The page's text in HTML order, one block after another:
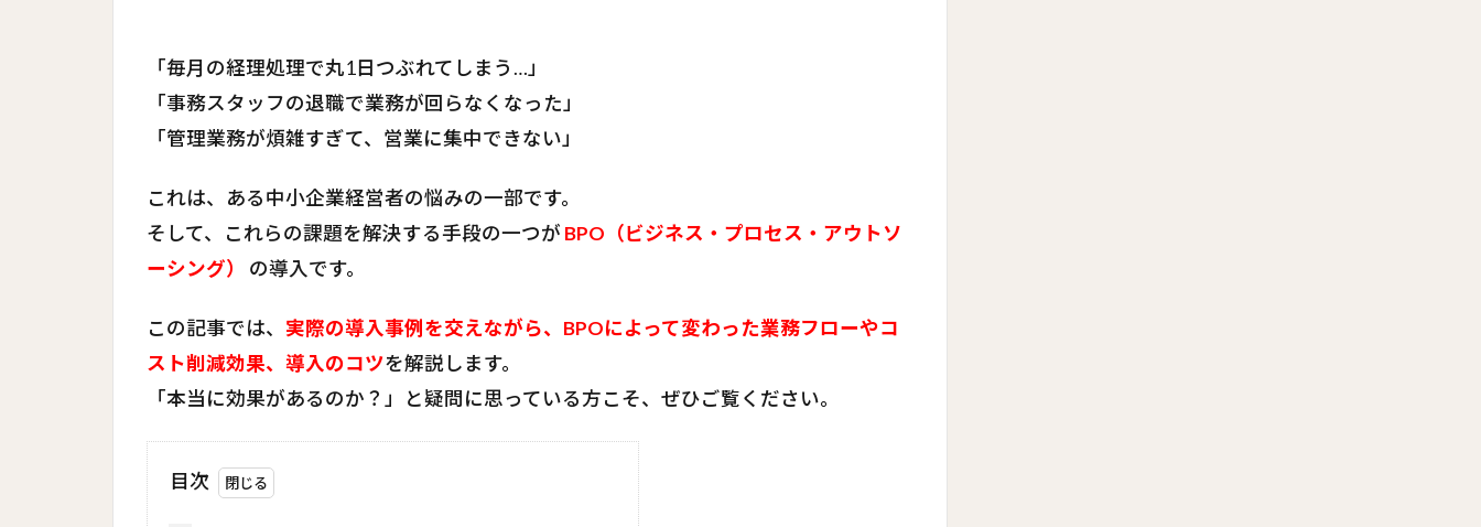
「毎月の経理処理で丸1日つぶれてしまう…」
「事務スタッフの退職で業務が回らなくなった」
「管理業務が煩雑すぎて、営業に集中できない」
これは、ある中小企業経営者の悩みの一部です。
そして、これらの課題を解決する手段の一つが BPO（ビジネス・プロセス・アウトソ
ーシング）
の導入です。
この記事では、 実際の導入事例を交えながら、BPOによって変わった業務フローやコ
スト削減効果、導入のコツを解説します。
「本当に効果があるのか？」と疑問に思っている方こそ、ぜひご覧ください。
目次